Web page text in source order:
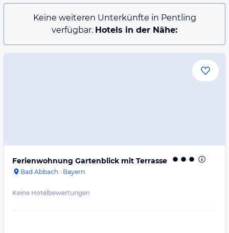
Keine weiteren Unterkünfte in Pentling
verfügbar. Hotels in der Nähe:
Ferienwohnung Gartenblick mit Terrasse
Bad Abbach · Bayern
Keine Hotelbewertungen